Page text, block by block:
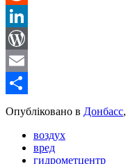
Reddit
LinkedIn
WordPress
Email
Share
Опубліковано в Донбасс,
воздух
вред
гидрометцентр